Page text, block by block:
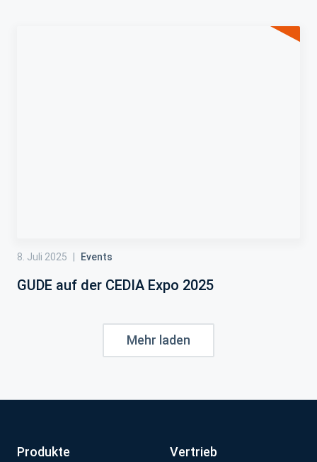
8. Juli 2025 Events
GUDE auf der CEDIA Expo 2025
Mehr laden
Produkte Vertrieb